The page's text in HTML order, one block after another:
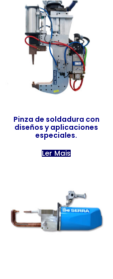
Categorias De Produto
Categorias de produto
Pinza de soldadura con
diseños y aplicaciones
especiales.
Ler Mais